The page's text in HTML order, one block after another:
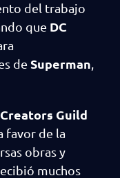
del trabajo
que DC
de Superman
Guild
favor de la
obras y
muchos